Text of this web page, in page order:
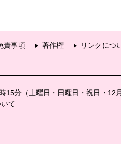
責事項 著作権 リンクにつ
15分（土曜日・日曜日・祝日・12
て